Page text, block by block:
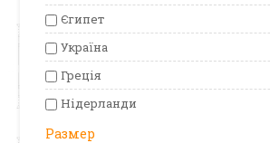
Єгипет
Україна
Греція
Нідерланди
Размер